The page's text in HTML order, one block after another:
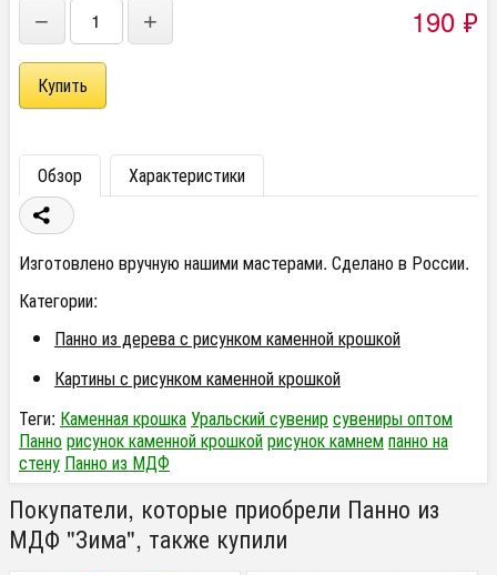
− + 190 ₽
Обзор Характеристики
Изготовлено вручную нашими мастерами. Сделано в России.
Категории:
Панно из дерева с рисунком каменной крошкой
Картины с рисунком каменной крошкой
Теги: Каменная крошка Уральский сувенирсувениры оптом
Паннорисунок каменной крошкойрисунок камнемпанно на
стену Панно из МДФ
Покупатели, которые приобрели Панно из
МДФ "Зима", также купили